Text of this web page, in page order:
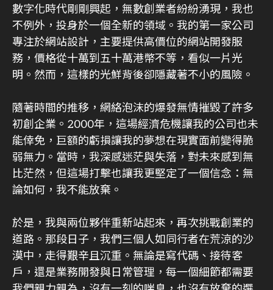
數字化時代剛剛興起，無數創業者紛紛湧現，我也
不例外，投身於一個全新的領域。我的第一家公司
專注於網站設計，主要提供高價位的網站開發服
務，價格從十萬到五十萬港幣不等，看似一片光
明。然而，這樣的光鮮背後卻隱藏著不小的風險。
隨著時間的推移，網絡泡沫的爆發無情摧毀了許多
初創企業。2000年，這場經濟危機讓我的公司也未
能倖免，巨額的虧損讓我的夢想在現實面前變得脆
弱無力。當時，我深感迷茫與失落，對未來感到無
比茫然，但這場打擊也讓我更堅定了一個信念：無
論如何，我不能放棄。
於是，我與兩位夥伴重新站起來，再次挑戰創業的
道路。那段日子，我們三個人如同行者在荒涼的沙
漠中，走得艱辛且沉重。無論是寫代碼、接待客
戶，還是業務開發與日常管理，每一個細節都需要